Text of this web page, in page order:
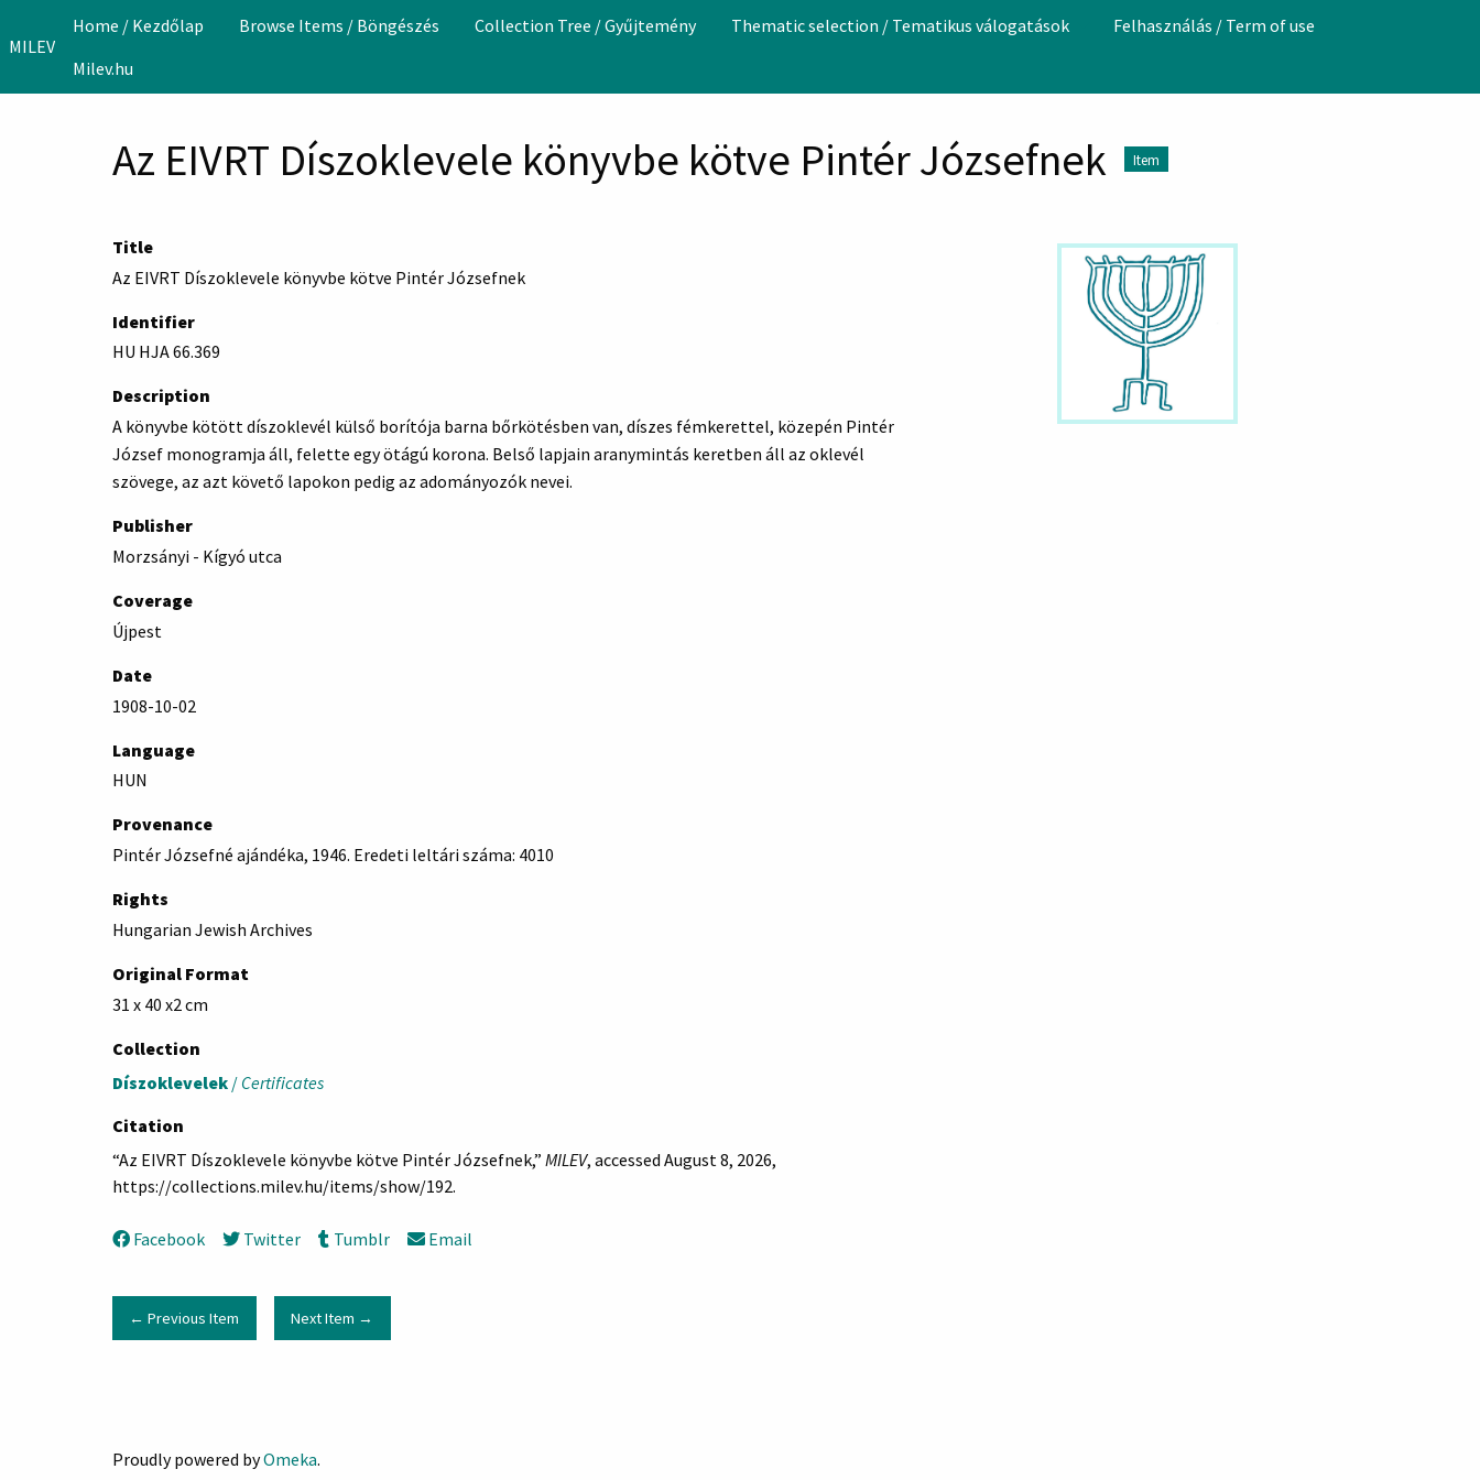
MILEV
Home / Kezdőlap Browse Items / Böngészés Collection Tree / Gyűjtemény Thematic selection / Tematikus válogatások
Felhasználás / Term of use
Milev.hu
Az EIVRT Díszoklevele könyvbe kötve Pintér Józsefnek Item
Title
Az EIVRT Díszoklevele könyvbe kötve Pintér Józsefnek
Identifier
HU HJA 66.369
Description
A könyvbe kötött díszoklevél külső borítója barna bőrkötésben van, díszes fémkerettel, közepén Pintér
József monogramja áll, felette egy ötágú korona. Belső lapjain aranymintás keretben áll az oklevél
szövege, az azt követő lapokon pedig az adományozók nevei.
Publisher
Morzsányi - Kígyó utca
Coverage
Újpest
Date
1908-10-02
Language
HUN
Provenance
Pintér Józsefné ajándéka, 1946. Eredeti leltári száma: 4010
Rights
Hungarian Jewish Archives
Original Format
31 x 40 x2 cm
Collection
Díszoklevelek / Certificates
Citation
“Az EIVRT Díszoklevele könyvbe kötve Pintér Józsefnek,” MILEV, accessed August 8, 2026,
https://collections.milev.hu/items/show/192.
Facebook Twitter Tumblr Email
← Previous Item Next Item →
Proudly powered byOmeka.